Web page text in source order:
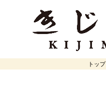
トップ